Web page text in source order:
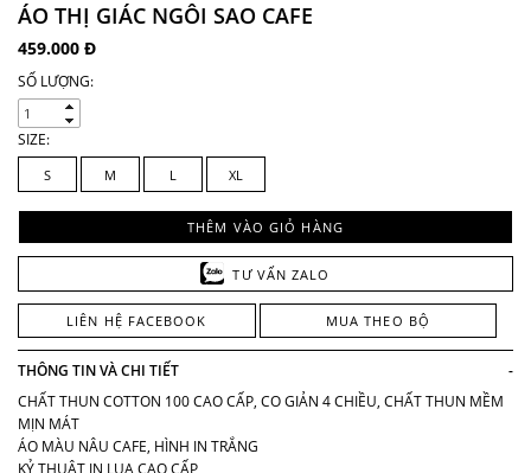
ÁO THỊ GIÁC NGÔI SAO CAFE
459.000 Đ
SỐ LƯỢNG:
SIZE:
S M L XL
THÊM VÀO GIỎ HÀNG
TƯ VẤN ZALO
LIÊN HỆ FACEBOOK MUA THEO BỘ
THÔNG TIN VÀ CHI TIẾT
-
CHẤT THUN COTTON 100 CAO CẤP, CO GIẢN 4 CHIỀU, CHẤT THUN MỀM
MỊN MÁT
ÁO MÀU NÂU CAFE, HÌNH IN TRẮNG